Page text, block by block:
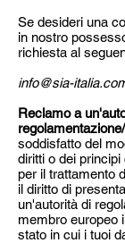
Se desideri una
in nostro
richiesta al
info@sia-
Reclamo a
soddisfatto del
diritti o dei
per il trattamento
il diritto di
un'autorità di
membro europeo
stato in cui i tuoi